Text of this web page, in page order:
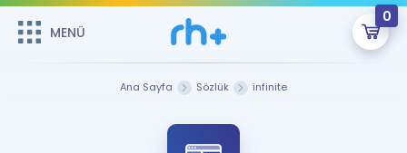
MENÜ
0
Sepetin Şu An Boş.
MENÜ
Ana Sayfa Sözlük infinite